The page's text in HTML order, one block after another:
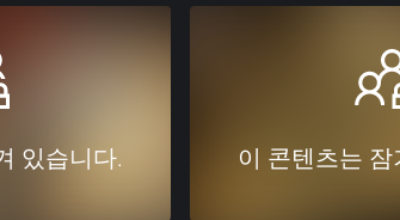
있습니다. 이 콘텐츠는